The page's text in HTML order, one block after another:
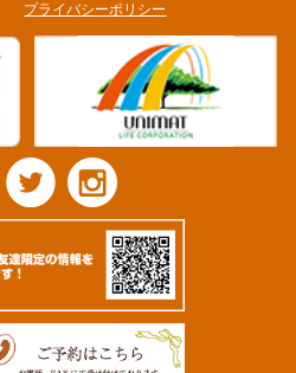
プライバシーポリシー